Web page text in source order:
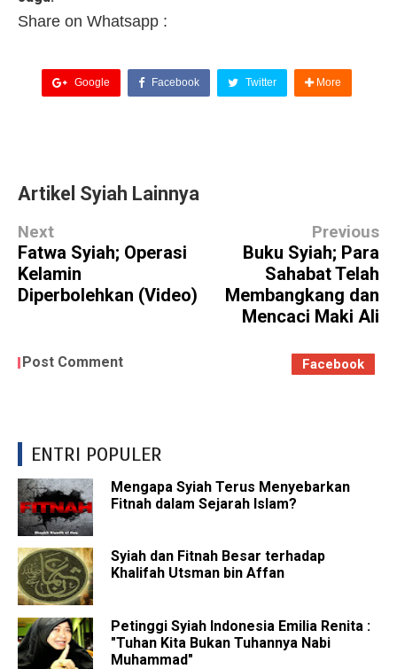
Share on Whatsapp :
Google Facebook Twitter More
Artikel Syiah Lainnya
Next
Fatwa Syiah; Operasi
Kelamin
Diperbolehkan (Video)
Previous
Buku Syiah; Para
Sahabat Telah
Membangkang dan
Mencaci Maki Ali
Post Comment Facebook
ENTRI POPULER
Mengapa Syiah Terus Menyebarkan
Fitnah dalam Sejarah Islam?
Syiah dan Fitnah Besar terhadap
Khalifah Utsman bin Affan
Petinggi Syiah Indonesia Emilia Renita :
"Tuhan Kita Bukan Tuhannya Nabi
Muhammad"